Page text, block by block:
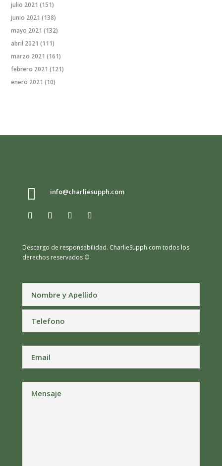
julio 2021 (151)
junio 2021 (138)
mayo 2021 (132)
abril 2021 (111)
marzo 2021 (161)
febrero 2021 (121)
enero 2021 (10)
 info@charliesupph.com
Descargo de responsabilidad. CharlieSupph.com todos los
derechos reservados ©